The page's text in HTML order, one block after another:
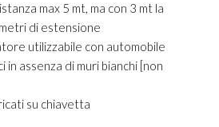
max 5 mt, ma con 3 mt la
di estensione
utilizzabile con automobile
in assenza di muri bianchi [non
su chiavetta